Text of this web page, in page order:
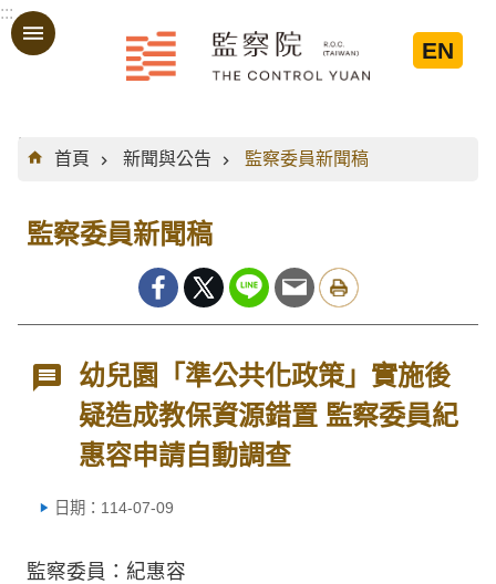
跳到主要內容區塊
:::
EN
:::
首頁
新聞與公告 監察委員新聞稿
監察委員新聞稿
幼兒園「準公共化政策」實施後
疑造成教保資源錯置 監察委員紀
惠容申請自動調查
日期：114-07-09
監察委員：紀惠容